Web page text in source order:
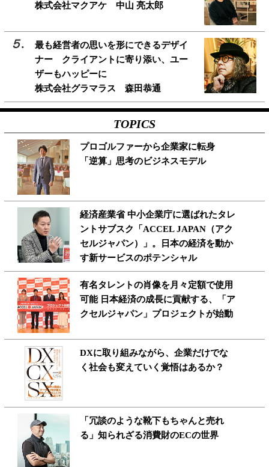
株式会社マクアケ 中山 亮太郎
最も経営者の思いを形にできるデザイ
ナー クライアントに寄り添い、ユー
ザーもハッピーに
株式会社グラマラス 森田恭通
TOPICS
プロゴルファーから企業家に転身
「逆算」思考のビジネスモデル
経済産業省 中小企業庁に選ばれたタレ
ントサブスク「ACCEL JAPAN（アク
セルジャパン）」。日本の経済を動か
す新サービスのポテンシャル
有名タレントの肖像を月々定額で使用
可能 日本経済の成長に貢献する、「ア
クセルジャパン」プロジェクトが始動
DXに取り組みながら、企業だけでな
く社会も変えていく覚悟はあるか？
「冗談のような靴下もちゃんと売れ
る」知られざる消費財のECの世界